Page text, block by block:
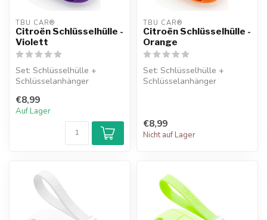
TBU CAR®
Citroën Schlüsselhülle -
Violett
Set: Schlüsselhülle +
Schlüsselanhänger
€8,99
Auf Lager
TBU CAR®
Citroën Schlüsselhülle -
Orange
Set: Schlüsselhülle +
Schlüsselanhänger
€8,99
Nicht auf Lager